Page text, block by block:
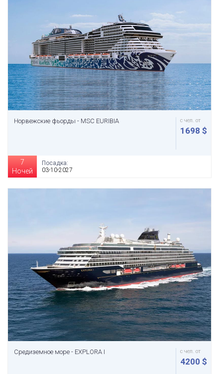
Норвежские фьорды - MSC EURIBIA с чел. от
1698 $
7
Ночей
Посадка:
03-10-2027
Средиземное море - EXPLORA I с чел. от
4200 $